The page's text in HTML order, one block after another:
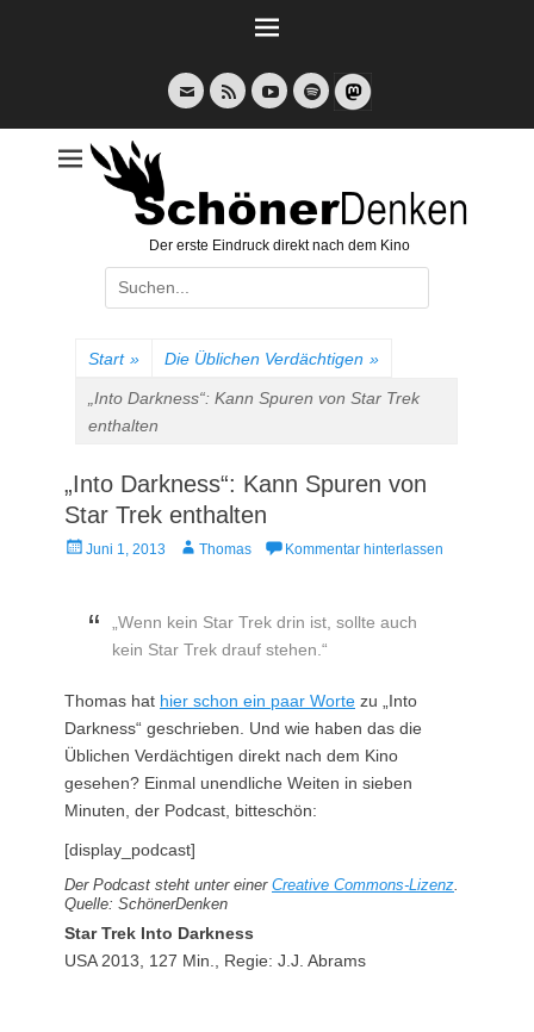
E-
Mail
Feed YouTubeSpotify
Der erste Eindruck direkt nach dem Kino
Suche
nach:
Start » Die Üblichen Verdächtigen »
„Into Darkness“: Kann Spuren von Star Trek
enthalten
„Into Darkness“: Kann Spuren von
Star Trek enthalten
Veröffentlicht
Juni 1, 2013 AutorThomas Kommentar hinterlassen
„Wenn kein Star Trek drin ist, sollte auch
kein Star Trek drauf stehen.“
Thomas hat hier schon ein paar Worte zu „Into
Darkness“ geschrieben. Und wie haben das die
Üblichen Verdächtigen direkt nach dem Kino
gesehen? Einmal unendliche Weiten in sieben
Minuten, der Podcast, bitteschön:
[display_podcast]
Der Podcast steht unter einer Creative Commons-Lizenz
Quelle: SchönerDenken
Star Trek Into Darkness
USA 2013, 127 Min., Regie: J.J. Abrams